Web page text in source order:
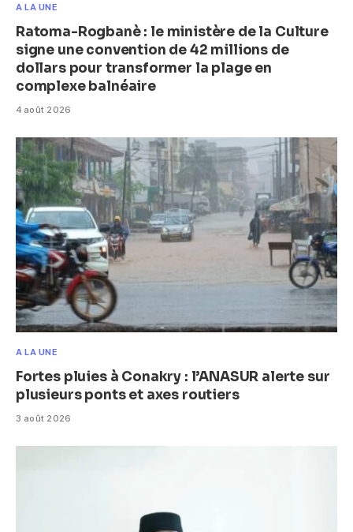
A LA UNE
Ratoma-Rogbanè : le ministère de la Culture
signe une convention de 42 millions de
dollars pour transformer la plage en
complexe balnéaire
4 août 2026
A LA UNE
Fortes pluies à Conakry : l’ANASUR alerte sur
plusieurs ponts et axes routiers
3 août 2026